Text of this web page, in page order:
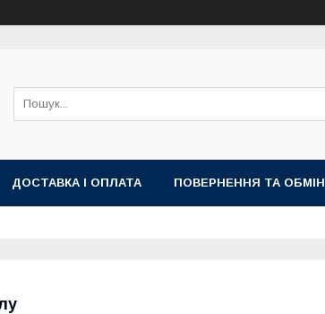
ДОСТАВКА І ОПЛАТА ПОВЕРНЕННЯ ТА ОБМІН